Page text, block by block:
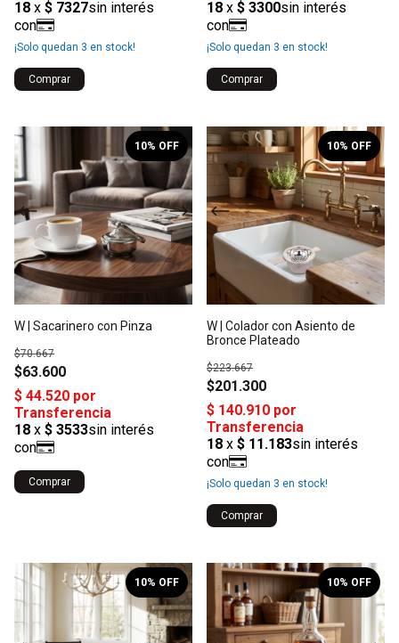
¡Solo quedan 3 en stock! ¡Solo quedan 3 en stock!
1/2
W | Sacarinero con Pinza
$63.600
$70.667
10% OFF 1/2
W | Colador con Asiento de
Bronce Plateado
$201.300
$223.667
10% OFF
¡Solo quedan 3 en stock!
1/2
10% OFF 1/2
10% OFF